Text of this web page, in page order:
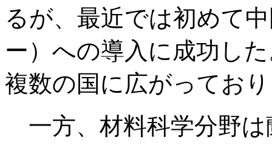
るが、最近では初めて
ー）への導入に成功し
複数の国に広がってお
一方、材料科学分野は